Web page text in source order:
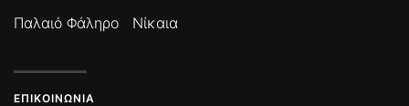
Παλαιό Φάληρο
Νίκαια
ΕΠΙΚΟΙΝΩΝΊΑ